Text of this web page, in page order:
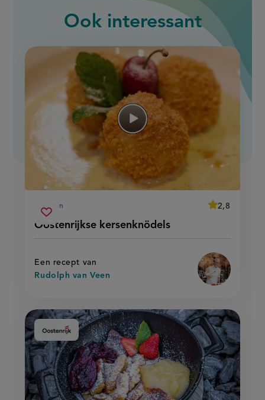
Ook interessant
Oostenrijkse kersenknödels
voorbereidingstijd
45 min
average
2,8
Beoordeel
Een recept van
Rudolph van Veen
Sla
oostenrijkse
kersenknödels
Aangeboden
door: